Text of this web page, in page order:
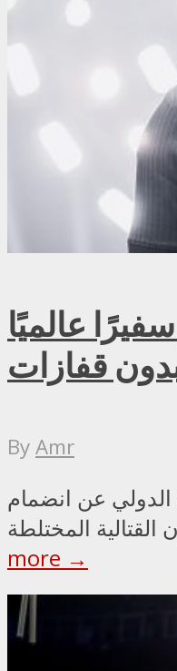
عالميًا
قفازات
ByAmr
الدولي عن انضمام
more →